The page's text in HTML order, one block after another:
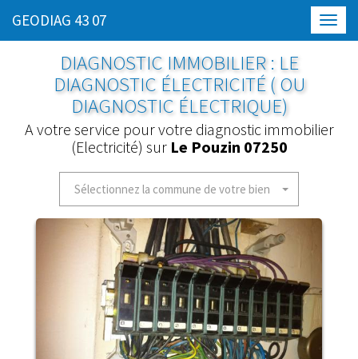
GEODIAG 43 07
DIAGNOSTIC IMMOBILIER : LE
DIAGNOSTIC ÉLECTRICITÉ ( OU
DIAGNOSTIC ÉLECTRIQUE)
A votre service pour votre diagnostic immobilier
(Electricité) sur Le Pouzin 07250
Sélectionnez la commune de votre bien